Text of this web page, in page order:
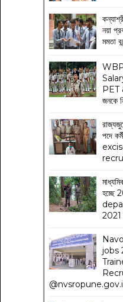
নয়া
মমতা
PET
জনকে
পদে
হচ্ছে
2021
jobs